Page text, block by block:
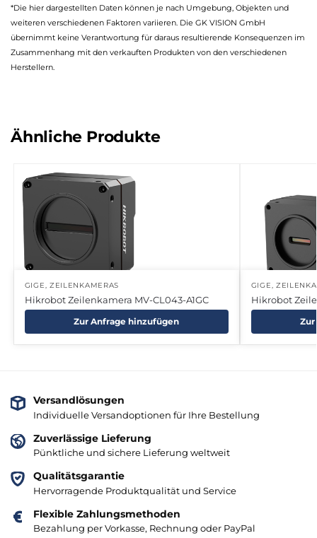
*Die hier dargestellten Daten können je nach Umgebung, Objekten und
weiteren verschiedenen Faktoren variieren. Die GK VISION GmbH
übernimmt keine Verantwortung für daraus resultierende Konsequenzen im
Zusammenhang mit den verkauften Produkten von den verschiedenen
Herstellern.
Ähnliche Produkte
GIGE, ZEILENKAMERAS
Hikrobot Zeilenkamera MV-CL043-A1GC
Zur Anfrage hinzufügen
GIGE,
Hikrobot
Versandlösungen
Individuelle Versandoptionen für Ihre Bestellung
Zuverlässige Lieferung
Pünktliche und sichere Lieferung weltweit
Qualitätsgarantie
Hervorragende Produktqualität und Service
Flexible Zahlungsmethoden
Bezahlung per Vorkasse, Rechnung oder PayPal